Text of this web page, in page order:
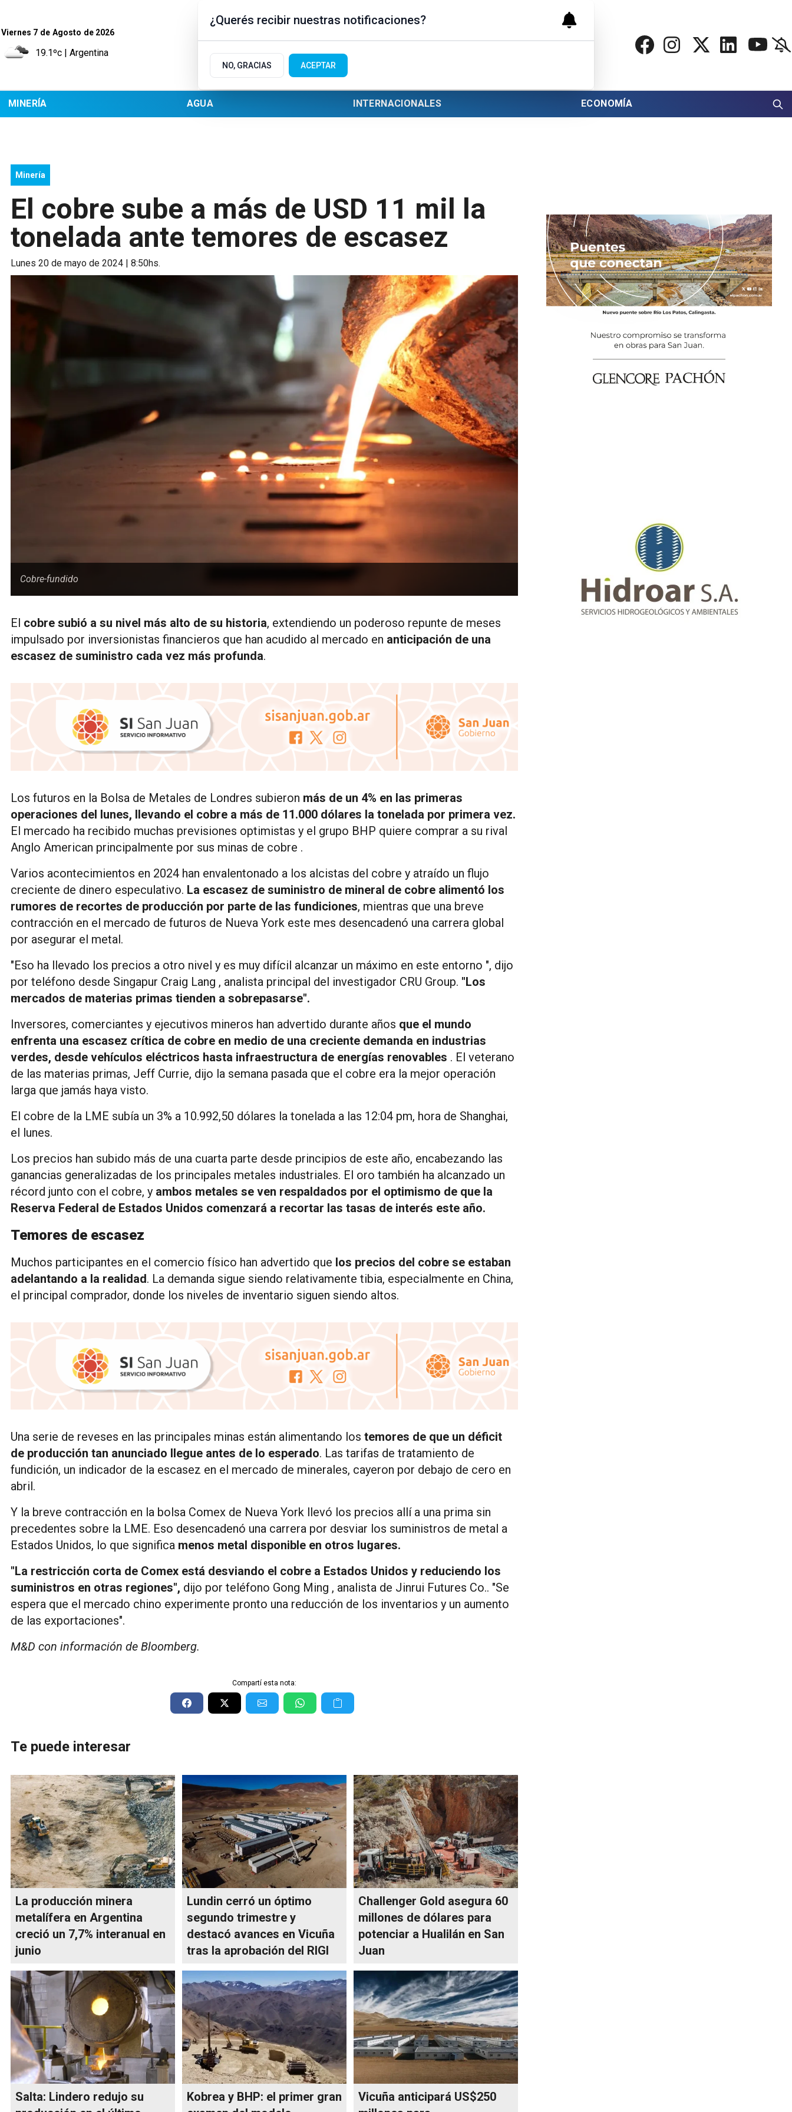
Viernes 7 de Agosto de 2026
19.1ºc | Argentina
MINERÍA AGUA INTERNACIONALES ECONOMÍA
Minería
El cobre sube a más de USD 11 mil la
tonelada ante temores de escasez
lunes 20 de mayo de 2024 | 8:50hs.
Cobre-fundido
El cobre subió a su nivel más alto de su historia, extendiendo un poderoso repunte de meses
impulsado por inversionistas financieros que han acudido al mercado en anticipación de una
escasez de suministro cada vez más profunda.
Los futuros en la Bolsa de Metales de Londres subieron más de un 4% en las primeras
operaciones del lunes, llevando el cobre a más de 11.000 dólares la tonelada por primera vez.
El mercado ha recibido muchas previsiones optimistas y el grupo BHP quiere comprar a su rival
Anglo American principalmente por sus minas de cobre .
Varios acontecimientos en 2024 han envalentonado a los alcistas del cobre y atraído un flujo
creciente de dinero especulativo. La escasez de suministro de mineral de cobre alimentó los
rumores de recortes de producción por parte de las fundiciones, mientras que una breve
contracción en el mercado de futuros de Nueva York este mes desencadenó una carrera global
por asegurar el metal.
"Eso ha llevado los precios a otro nivel y es muy difícil alcanzar un máximo en este entorno ", dijo
por teléfono desde Singapur Craig Lang , analista principal del investigador CRU Group. "Los
mercados de materias primas tienden a sobrepasarse".
Inversores, comerciantes y ejecutivos mineros han advertido durante años que el mundo
enfrenta una escasez crítica de cobre en medio de una creciente demanda en industrias
verdes, desde vehículos eléctricos hasta infraestructura de energías renovables . El veterano
de las materias primas, Jeff Currie, dijo la semana pasada que el cobre era la mejor operación
larga que jamás haya visto.
El cobre de la LME subía un 3% a 10.992,50 dólares la tonelada a las 12:04 pm, hora de Shanghai,
el lunes.
Los precios han subido más de una cuarta parte desde principios de este año, encabezando las
ganancias generalizadas de los principales metales industriales. El oro también ha alcanzado un
récord junto con el cobre, y ambos metales se ven respaldados por el optimismo de que la
Reserva Federal de Estados Unidos comenzará a recortar las tasas de interés este año.
Temores de escasez
Muchos participantes en el comercio físico han advertido que los precios del cobre se estaban
adelantando a la realidad. La demanda sigue siendo relativamente tibia, especialmente en China,
el principal comprador, donde los niveles de inventario siguen siendo altos.
Una serie de reveses en las principales minas están alimentando los temores de que un déficit
de producción tan anunciado llegue antes de lo esperado. Las tarifas de tratamiento de
fundición, un indicador de la escasez en el mercado de minerales, cayeron por debajo de cero en
abril.
Y la breve contracción en la bolsa Comex de Nueva York llevó los precios allí a una prima sin
precedentes sobre la LME. Eso desencadenó una carrera por desviar los suministros de metal a
Estados Unidos, lo que significa menos metal disponible en otros lugares.
"La restricción corta de Comex está desviando el cobre a Estados Unidos y reduciendo los
suministros en otras regiones", dijo por teléfono Gong Ming , analista de Jinrui Futures Co.. "Se
espera que el mercado chino experimente pronto una reducción de los inventarios y un aumento
de las exportaciones".
M&D con información de Bloomberg.
Compartí esta nota:
Te puede interesar
La producción minera
metalífera en Argentina
creció un 7,7% interanual en
junio
Lundin cerró un óptimo
segundo trimestre y
destacó avances en Vicuña
tras la aprobación del RIGI
Challenger Gold asegura 60
millones de dólares para
potenciar a Hualilán en San
Juan
Salta: Lindero redujo su
Kobrea y BHP: el primer gran
Vicuña anticipará US$250
¿Querés recibir nuestras notificaciones?
NO, GRACIAS ACEPTAR